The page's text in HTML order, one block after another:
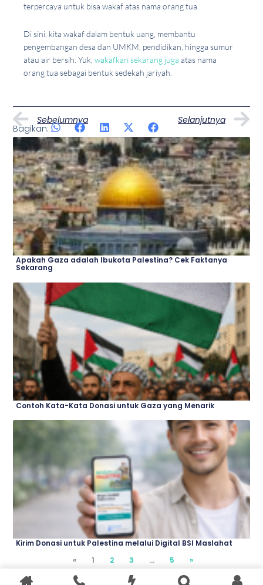
terpercaya untuk bisa wakaf atas nama orang tua.
Di sini, kita wakaf dalam bentuk uang, membantu
pengembangan desa dan UMKM, pendidikan, hingga sumur
atau air bersih. Yuk,wakafkan sekarang juga atas nama
orang tua sebagai bentuk sedekah jariyah.
Prev
Sebelumnya Selanjutnya
Bagikan:
Artikel Lainnya
Apakah Gaza adalah Ibukota Palestina? Cek Faktanya
Sekarang
Contoh Kata-Kata Donasi untuk Gaza yang Menarik
Kirim Donasi untuk Palestina melalui Digital BSI Maslahat
«
Page
2
Page
3 …
Page
5 »